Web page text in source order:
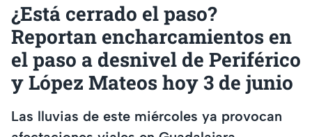
¿Está cerrado el paso?
Reportan encharcamientos en
el paso a desnivel de Periférico
y López Mateos hoy 3 de junio
Las lluvias de este miércoles ya provocan